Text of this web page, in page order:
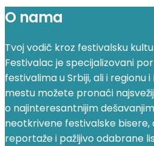
O nama
Tvoj vodič kroz festivalsku
Festivalac je specijalizovani
festivalima u Srbiji, ali i regionu
mestu možete pronaći
o najinteresantnijim
neotkrivene festivalske bisere,
reportaže i pažljivo odabrane